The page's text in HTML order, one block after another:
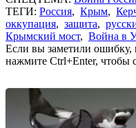
ТЕГИ: Россия, Крым,
оккупация, защита,
Крымский мост, Война в
Если вы заметили ошибку,
нажмите Ctrl+Enter, чтобы